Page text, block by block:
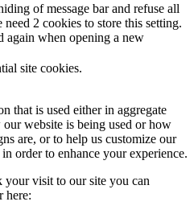
of message bar and refuse all
2 cookies to store this setting.
again when opening a new
site cookies.
that is used either in aggregate
website is being used or how
are, or to help us customize our
order to enhance your experience.
visit to our site you can
here: